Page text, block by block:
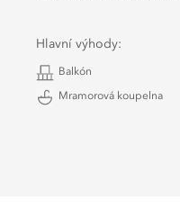
Hlavní výhody:
Balkón
Mramorová koupelna